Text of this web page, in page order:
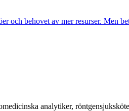
och behovet av mer resurser. Men
analytiker,